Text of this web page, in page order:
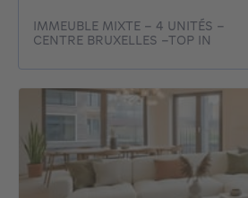
IMMEUBLE MIXTE – 4 UNITÉS –
CENTRE BRUXELLES –TOP IN